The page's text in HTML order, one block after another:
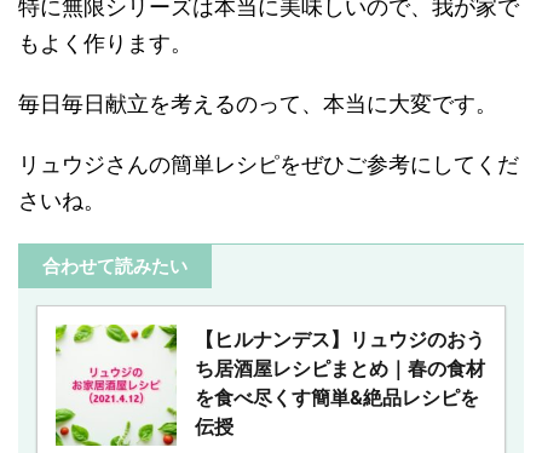
特に無限シリーズは本当に美味しいので、我が家で
もよく作ります。
毎日毎日献立を考えるのって、本当に大変です。
リュウジさんの簡単レシピをぜひご参考にしてくだ
さいね。
合わせて読みたい
【ヒルナンデス】リュウジのおう
ち居酒屋レシピまとめ｜春の食材
を食べ尽くす簡単&絶品レシピを
伝授